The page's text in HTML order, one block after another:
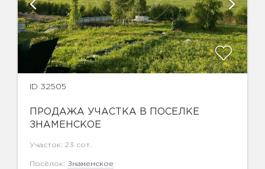
ID 32505
ПРОДАЖА УЧАСТКА В ПОСЕЛКЕ
ЗНАМЕНСКОЕ
Участок: 23 сот.
Посёлок: Знаменское